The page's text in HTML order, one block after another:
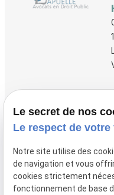
Vos avocats
Boutique
Domaines de
Le secret de nos
Le respect de votre
Notre site utilise des
de navigation et vous
cookies strictement
fonctionnement de base